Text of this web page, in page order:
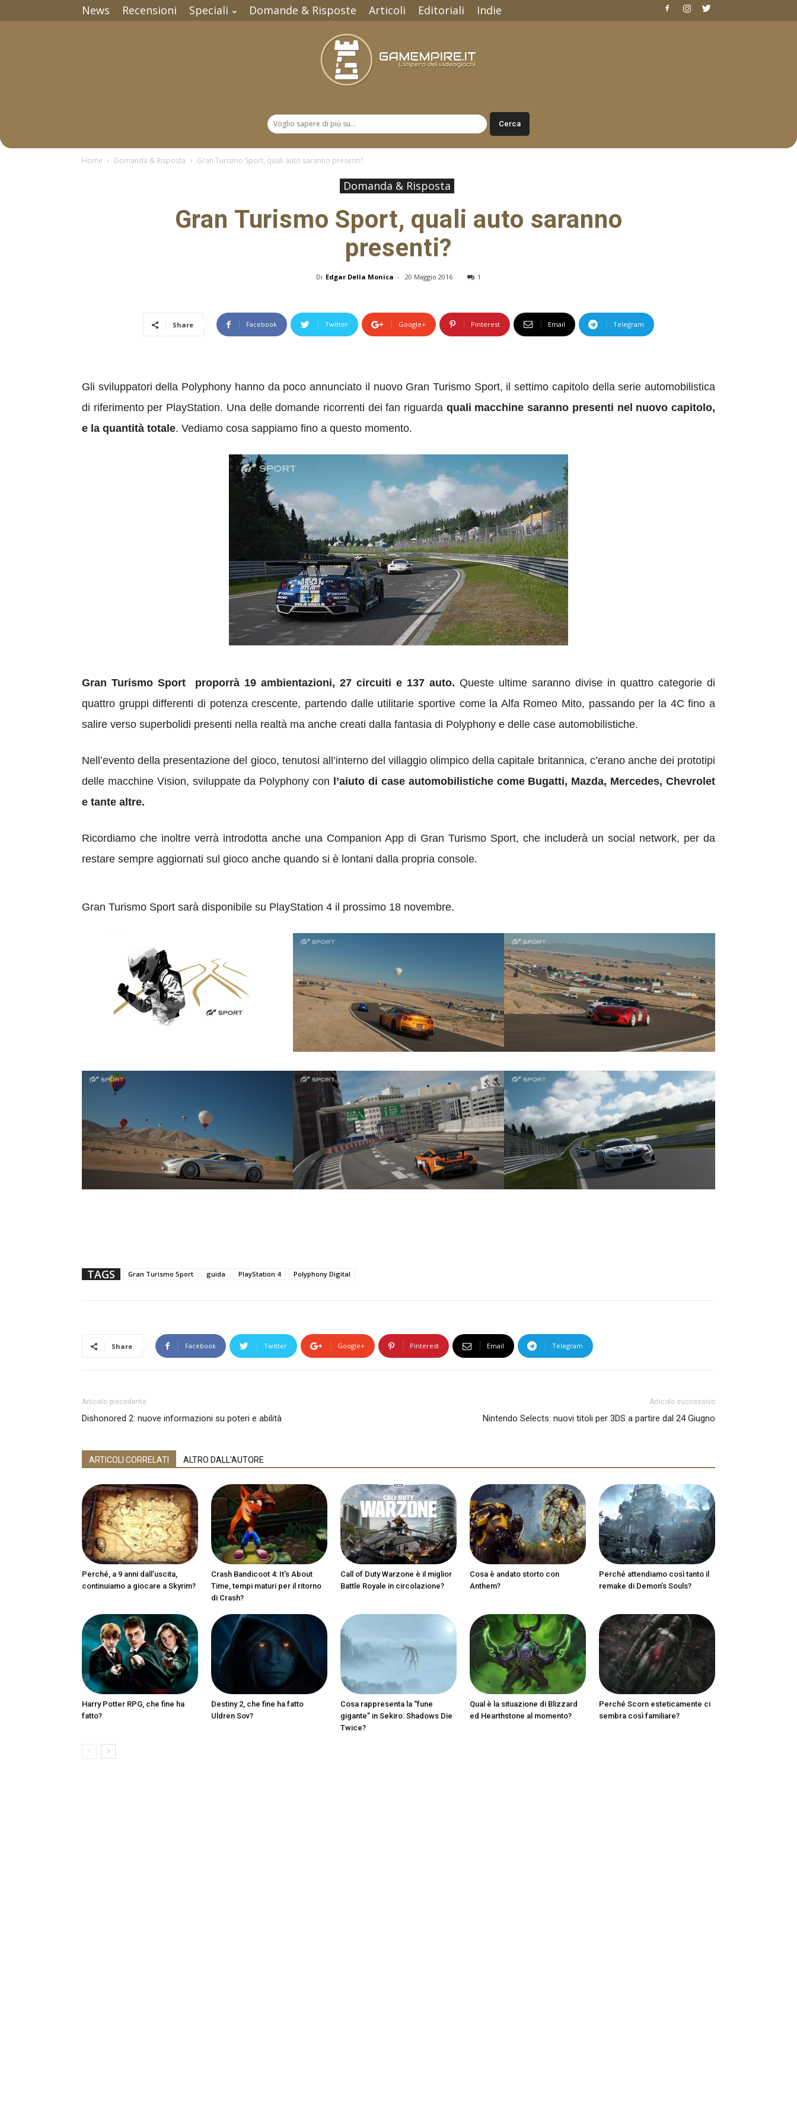
News Recensioni Speciali Domande & Risposte Articoli Editoriali Indie
Home Domanda & Risposta Gran Turismo Sport, quali auto saranno presenti?
Domanda & Risposta
Gran Turismo Sport, quali auto saranno
presenti?
Di Edgar Della Monica - 20 Maggio 2016 1
Share Facebook Twitter Google+ Pinterest Email Telegram
Gli sviluppatori della Polyphony hanno da poco annunciato il nuovo Gran Turismo Sport, il settimo capitolo della serie automobilistica
di riferimento per PlayStation. Una delle domande ricorrenti dei fan riguarda quali macchine saranno presenti nel nuovo capitolo,
e la quantità totale. Vediamo cosa sappiamo fino a questo momento.
Gran Turismo Sport proporrà 19 ambientazioni, 27 circuiti e 137 auto. Queste ultime saranno divise in quattro categorie di
quattro gruppi differenti di potenza crescente, partendo dalle utilitarie sportive come la Alfa Romeo Mito, passando per la 4C fino a
salire verso superbolidi presenti nella realtà ma anche creati dalla fantasia di Polyphony e delle case automobilistiche.
Nell’evento della presentazione del gioco, tenutosi all’interno del villaggio olimpico della capitale britannica, c’erano anche dei prototipi
delle macchine Vision, sviluppate da Polyphony con
l’aiuto di case automobilistiche come Bugatti, Mazda, Mercedes, Chevrolet
e tante altre.
Ricordiamo che inoltre verrà introdotta anche una Companion App di Gran Turismo Sport, che includerà un social network, per da
restare sempre aggiornati sul gioco anche quando si è lontani dalla propria console.
Gran Turismo Sport sarà disponibile su PlayStation 4 il prossimo 18 novembre.
TAGS Gran Turismo Sport guida PlayStation 4 Polyphony Digital
Share Facebook Twitter Google+ Pinterest Email Telegram
Articolo precedente
Dishonored 2: nuove informazioni su poteri e abilità
Articolo successivo
Nintendo Selects: nuovi titoli per 3DS a partire dal 24 Giugno
ARTICOLI CORRELATI ALTRO DALL'AUTORE
Perché, a 9 anni dall’uscita,
continuiamo a giocare a Skyrim?
Crash Bandicoot 4: It’s About
Time, tempi maturi per il ritorno
di Crash?
Call of Duty Warzone è il miglior
Battle Royale in circolazione?
Cosa è andato storto con
Anthem?
Perché attendiamo così tanto il
remake di Demon’s Souls?
Harry Potter RPG, che fine ha
fatto?
Destiny 2, che fine ha fatto
Uldren Sov?
Cosa rappresenta la “fune
gigante” in Sekiro: Shadows Die
Twice?
Qual è la situazione di Blizzard
ed Hearthstone al momento?
Perché Scorn esteticamente ci
sembra così familiare?